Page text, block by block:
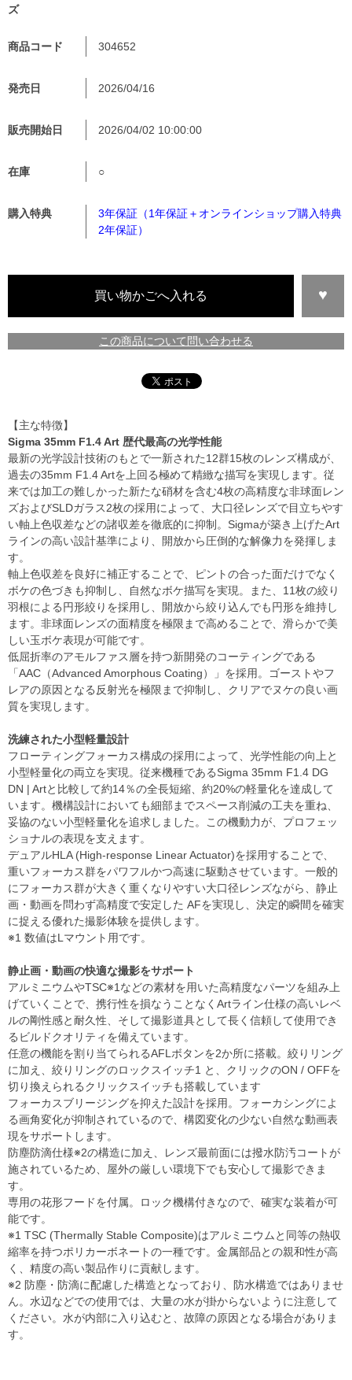
商品コード 304652
発売日 2026/04/16
販売開始日 2026/04/02 10:00:00
在庫 ○
購入特典
3年保証（1年保証＋オンラインショップ購入特典
2年保証）
この商品について問い合わせる
ズ
【主な特徴】
Sigma 35mm F1.4 Art 歴代最高の光学性能
最新の光学設計技術のもとで一新された12群15枚のレンズ構成が、
過去の35mm F1.4 Artを上回る極めて精緻な描写を実現します。従
来では加工の難しかった新たな硝材を含む4枚の高精度な非球面レン
ズおよびSLDガラス2枚の採用によって、大口径レンズで目立ちやす
い軸上色収差などの諸収差を徹底的に抑制。Sigmaが築き上げたArt
ラインの高い設計基準により、開放から圧倒的な解像力を発揮しま
す。
軸上色収差を良好に補正することで、ピントの合った面だけでなく
ボケの色づきも抑制し、自然なボケ描写を実現。また、11枚の絞り
羽根による円形絞りを採用し、開放から絞り込んでも円形を維持し
ます。非球面レンズの面精度を極限まで高めることで、滑らかで美
しい玉ボケ表現が可能です。
低屈折率のアモルファス層を持つ新開発のコーティングである
「AAC（Advanced Amorphous Coating）」を採用。ゴーストやフ
レアの原因となる反射光を極限まで抑制し、クリアでヌケの良い画
質を実現します。
洗練された小型軽量設計
フローティングフォーカス構成の採用によって、光学性能の向上と
小型軽量化の両立を実現。従来機種であるSigma 35mm F1.4 DG
DN | Artと比較して約14％の全長短縮、約20%の軽量化を達成して
います。機構設計においても細部までスペース削減の工夫を重ね、
妥協のない小型軽量化を追求しました。この機動力が、プロフェッ
ショナルの表現を支えます。
デュアルHLA (High-response Linear Actuator)を採用することで、
重いフォーカス群をパワフルかつ高速に駆動させています。一般的
にフォーカス群が大きく重くなりやすい大口径レンズながら、静止
画・動画を問わず高精度で安定した AFを実現し、決定的瞬間を確実
に捉える優れた撮影体験を提供します。
※1 数値はLマウント用です。
静止画・動画の快適な撮影をサポート
アルミニウムやTSC※1などの素材を用いた高精度なパーツを組み上
げていくことで、携行性を損なうことなくArtライン仕様の高いレベ
ルの剛性感と耐久性、そして撮影道具として長く信頼して使用でき
るビルドクオリティを備えています。
任意の機能を割り当てられるAFLボタンを2か所に搭載。絞りリング
に加え、絞りリングのロックスイッチ1 と、クリックのON / OFFを
切り換えられるクリックスイッチも搭載しています
フォーカスブリージングを抑えた設計を採用。フォーカシングによ
る画角変化が抑制されているので、構図変化の少ない自然な動画表
現をサポートします。
防塵防滴仕様※2の構造に加え、レンズ最前面には撥水防汚コートが
施されているため、屋外の厳しい環境下でも安心して撮影できま
す。
専用の花形フードを付属。ロック機構付きなので、確実な装着が可
能です。
※1 TSC (Thermally Stable Composite)はアルミニウムと同等の熱収
縮率を持つポリカーボネートの一種です。金属部品との親和性が高
く、精度の高い製品作りに貢献します。
※2 防塵・防滴に配慮した構造となっており、防水構造ではありませ
ん。水辺などでの使用では、大量の水が掛からないように注意して
ください。水が内部に入り込むと、故障の原因となる場合がありま
す。